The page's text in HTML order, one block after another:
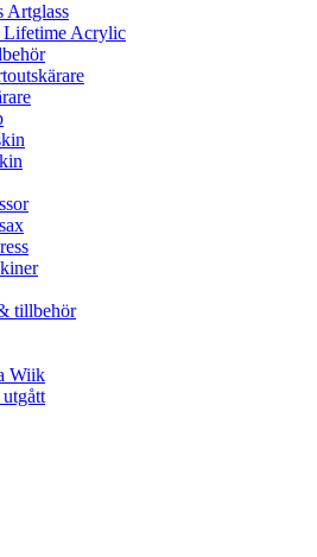
Artglass
Lifetime Acrylic
tillbehör
Wiik